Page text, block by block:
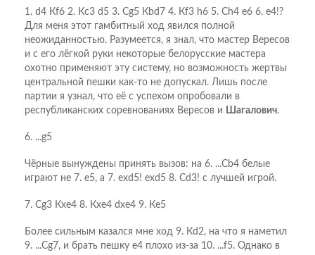
1. d4 Кf6 2. Кc3 d5 3. Сg5 Кbd7 4. Кf3 h6 5. Сh4 e6 6. e4!?
Для меня этот гамбитный ход явился полной
неожиданностью. Разумеется, я знал, что мастер Вересов
и с его лёгкой руки некоторые белорусские мастера
охотно применяют эту систему, но возможность жертвы
центральной пешки как-то не допускал. Лишь после
партии я узнал, что её с успехом опробовали в
республиканских соревнованиях Вересов и Шагалович.
6. ...g5
Чёрные вынуждены принять вызов: на 6. ...Сb4 белые
играют не 7. е5, а 7. ехd5! ехd5 8. Сd3! с лучшей игрой.
7. Сg3 Кxe4 8. Кxe4 dxe4 9. Кe5
Более сильным казался мне ход 9. Кd2, на что я наметил
9. ...Сg7, и брать пешку е4 плохо из-за 10. ...f5. Однако в